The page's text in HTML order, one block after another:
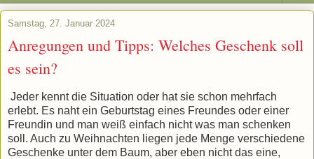
Samstag, 27. Januar 2024
Anregungen und Tipps: Welches Geschenk soll
es sein?
Jeder kennt die Situation oder hat sie schon mehrfach
erlebt. Es naht ein Geburtstag eines Freundes oder einer
Freundin und man weiß einfach nicht was man schenken
soll. Auch zu Weihnachten liegen jede Menge verschiedene
Geschenke unter dem Baum, aber eben nicht das eine,